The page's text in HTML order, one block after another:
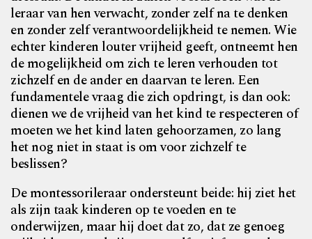
leraar van hen verwacht, zonder zelf na te denken
en zonder zelf verantwoordelijkheid te nemen. Wie
echter kinderen louter vrijheid geeft, ontneemt hen
de mogelijkheid om zich te leren verhouden tot
zichzelf en de ander en daarvan te leren. Een
fundamentele vraag die zich opdringt, is dan ook:
dienen we de vrijheid van het kind te respecteren of
moeten we het kind laten gehoorzamen, zo lang
het nog niet in staat is om voor zichzelf te
beslissen?
De montessorileraar ondersteunt beide: hij ziet het
als zijn taak kinderen op te voeden en te
onderwijzen, maar hij doet dat zo, dat ze genoeg